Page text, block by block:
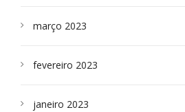
março 2023
fevereiro 2023
janeiro 2023